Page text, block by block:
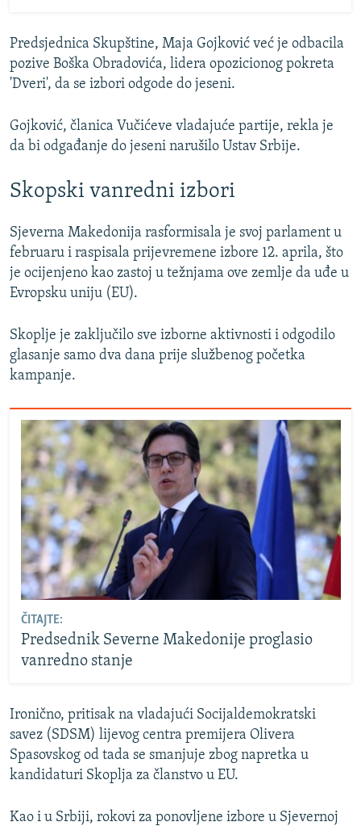
Predsjednica Skupštine, Maja Gojković već je odbacila
pozive Boška Obradovića, lidera opozicionog pokreta
'Dveri', da se izbori odgode do jeseni.
Gojković, članica Vučićeve vladajuće partije, rekla je
da bi odgađanje do jeseni narušilo Ustav Srbije.
Skopski vanredni izbori
Sjeverna Makedonija rasformisala je svoj parlament u
februaru i raspisala prijevremene izbore 12. aprila, što
je ocijenjeno kao zastoj u težnjama ove zemlje da uđe u
Evropsku uniju (EU).
Skoplje je zaključilo sve izborne aktivnosti i odgodilo
glasanje samo dva dana prije službenog početka
kampanje.
ČITAJTE:
Predsednik Severne Makedonije proglasio
vanredno stanje
Ironično, pritisak na vladajući Socijaldemokratski
savez (SDSM) lijevog centra premijera Olivera
Spasovskog od tada se smanjuje zbog napretka u
kandidaturi Skoplja za članstvo u EU.
Kao i u Srbiji, rokovi za ponovljene izbore u Sjevernoj